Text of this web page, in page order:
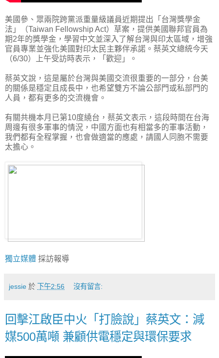
美國參、眾兩院跨黨派重量級議員近期提出「台灣獎學金
法」（Taiwan Fellowship Act）草案，提供美國聯邦官員為
期2年的獎學金，學習中文並深入了解台灣與印太區域，增強
官員專業並強化美國對印太民主夥伴承諾。蔡英文總統今天
（6/30）上午受訪時表示，「歡迎」。
蔡英文說，這是屬於台灣與美國交流很重要的一部分，台美
的關係是穩定且成長中，也希望雙方不論公部門或私部門的
人員，都有更多的交流機會。
有關共機本月已第10度繞台，蔡英文表示，這段時間在台海
周邊有很多軍事的情況，中國方面也有相當多的軍事活動，
我們都有全程掌握，也會做適當的應處，請國人同胞不需要
太擔心。
獨立媒體 採訪報導
jessie 於 下午2:56 沒有留言:
回擊江啟臣中火「打臉說」蔡英文：減
媒500萬噸 兼顧供電穩定與環保要求